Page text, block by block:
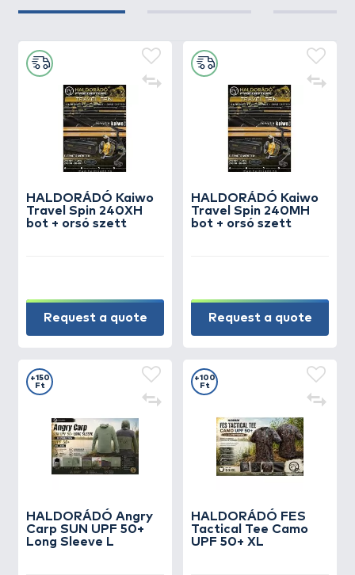
HALDORÁDÓ Kaiwo
Travel Spin 240XH
bot + orsó szett
Request a quote
HALDORÁDÓ Kaiwo
Travel Spin 240MH
bot + orsó szett
Request a quote
HALDORÁDÓ Angry
Carp SUN UPF 50+
Long Sleeve L
+150
Ft
HALDORÁDÓ FES
Tactical Tee Camo
UPF 50+ XL
+100
Ft